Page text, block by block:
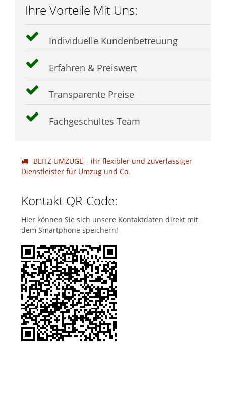
Ihre Vorteile Mit Uns:
Individuelle Kundenbetreuung
Erfahren & Preiswert
Transparente Preise
Fachgeschultes Team
BLITZ UMZÜGE – ihr flexibler und zuverlässiger
Dienstleister für Umzug und Co.
Kontakt QR-Code:
Hier können Sie sich unsere Kontaktdaten direkt mit
dem Smartphone speichern!